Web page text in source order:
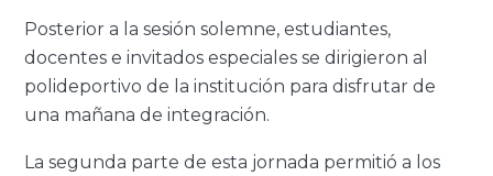
Posterior a la sesión solemne, estudiantes,
docentes e invitados especiales se dirigieron al
polideportivo de la institución para disfrutar de
una mañana de integración.
La segunda parte de esta jornada permitió a los